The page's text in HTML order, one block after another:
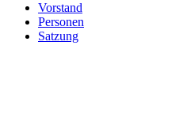
Vorstand
Personen
Satzung